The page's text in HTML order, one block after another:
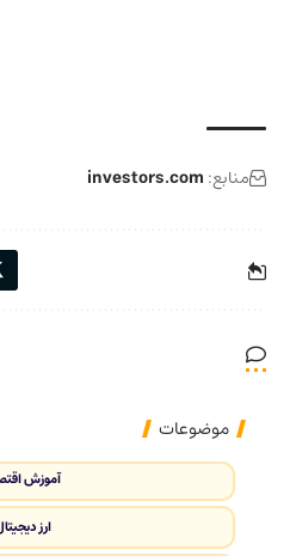
منابع: investors.com
موضوعات
آموزش
ارز